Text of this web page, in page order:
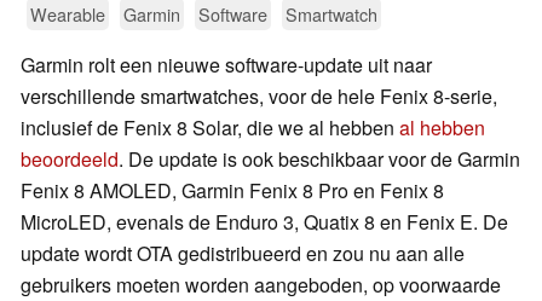
Wearable Garmin Software Smartwatch
Garmin rolt een nieuwe software-update uit naar
verschillende smartwatches, voor de hele Fenix 8-serie,
inclusief de Fenix 8 Solar, die we al hebben al hebben
beoordeeld. De update is ook beschikbaar voor de Garmin
Fenix 8 AMOLED, Garmin Fenix 8 Pro en Fenix 8
MicroLED, evenals de Enduro 3, Quatix 8 en Fenix E. De
update wordt OTA gedistribueerd en zou nu aan alle
gebruikers moeten worden aangeboden, op voorwaarde